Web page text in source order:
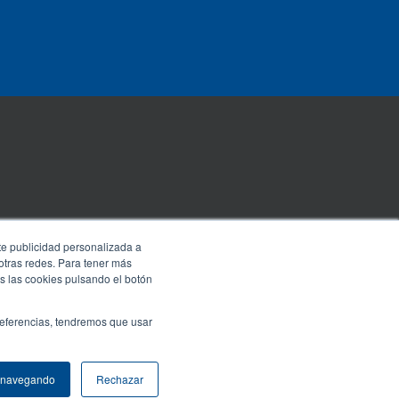
publicidad personalizada a
redes. Para tener más
las cookies pulsando el botón
tendremos que usar
Rechazar